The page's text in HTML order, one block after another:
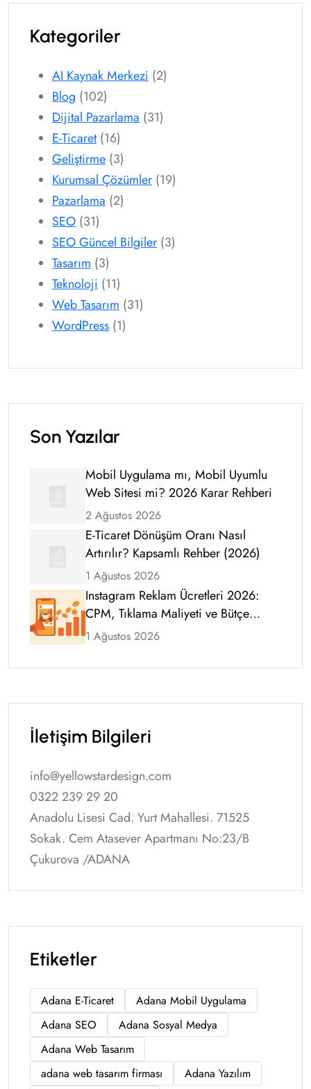
Kategoriler
AI Kaynak Merkezi (2)
Blog (102)
Dijital Pazarlama (31)
E-Ticaret(16)
Geliştirme (3)
Kurumsal Çözümler (19)
Pazarlama (2)
SEO (31)
SEO Güncel Bilgiler (3)
Tasarım (3)
Teknoloji (11)
Web Tasarım (31)
WordPress (1)
Son Yazılar
Mobil Uygulama mı, Mobil Uyumlu
Web Sitesi mi? 2026 Karar Rehberi
2 Ağustos 2026
E-Ticaret Dönüşüm Oranı Nasıl
Artırılır? Kapsamlı Rehber (2026)
1 Ağustos 2026
Instagram Reklam Ücretleri 2026:
CPM, Tıklama Maliyeti ve Bütçe
Rehberi
1 Ağustos 2026
İletişim Bilgileri
info@yellowstardesign.com
0322 239 29 20
Anadolu Lisesi Cad. Yurt Mahallesi. 71525
Sokak. Cem Atasever Apartmanı No:23/B
Çukurova /ADANA
Etiketler
Adana E-Ticaret
Adana Mobil Uygulama
Adana SEO
Adana Sosyal Medya
Adana Web Tasarım
adana web tasarım firması
Adana Yazılım